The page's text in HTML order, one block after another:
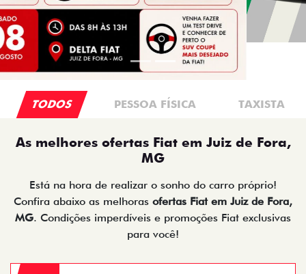
TODOS PESSOA FÍSICA
As melhores ofertas Fiat em Juiz de Fora,
Está na hora de realizar o sonho do carro próprio!
Confira abaixo as melhorasofertas Fiat em Juiz de Fora,
MG. Condições imperdíveis e promoções Fiat exclusivas
para você!